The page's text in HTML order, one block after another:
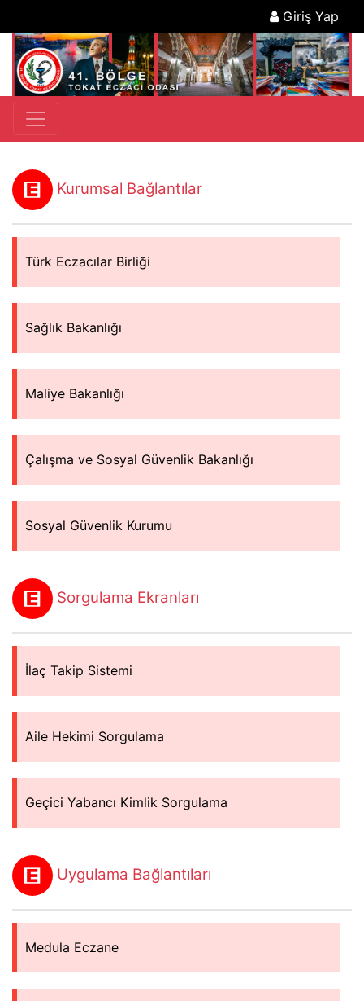
Giriş Yap
Kurumsal Bağlantılar
Türk Eczacılar Birliği
Sağlık Bakanlığı
Maliye Bakanlığı
Çalışma ve Sosyal Güvenlik Bakanlığı
Sosyal Güvenlik Kurumu
Sorgulama Ekranları
İlaç Takip Sistemi
Aile Hekimi Sorgulama
Geçici Yabancı Kimlik Sorgulama
Uygulama Bağlantıları
Medula Eczane